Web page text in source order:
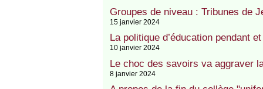
Groupes de niveau : Tribunes de
15 janvier 2024
La politique d’éducation pendant
10 janvier 2024
Le choc des savoirs va aggraver
8 janvier 2024